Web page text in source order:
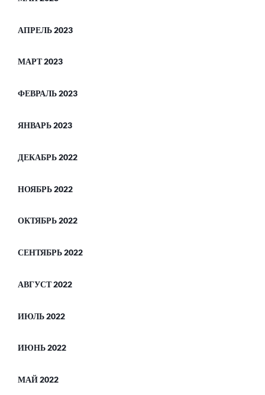
АПРЕЛЬ 2023
МАРТ 2023
ФЕВРАЛЬ 2023
ЯНВАРЬ 2023
ДЕКАБРЬ 2022
НОЯБРЬ 2022
ОКТЯБРЬ 2022
СЕНТЯБРЬ 2022
АВГУСТ 2022
ИЮЛЬ 2022
ИЮНЬ 2022
МАЙ 2022